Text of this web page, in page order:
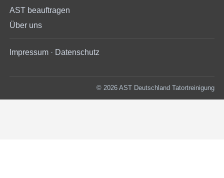
AST beauftragen
Über uns
Impressum · Datenschutz
© 2026 AST Deutschland Tatortreinigung